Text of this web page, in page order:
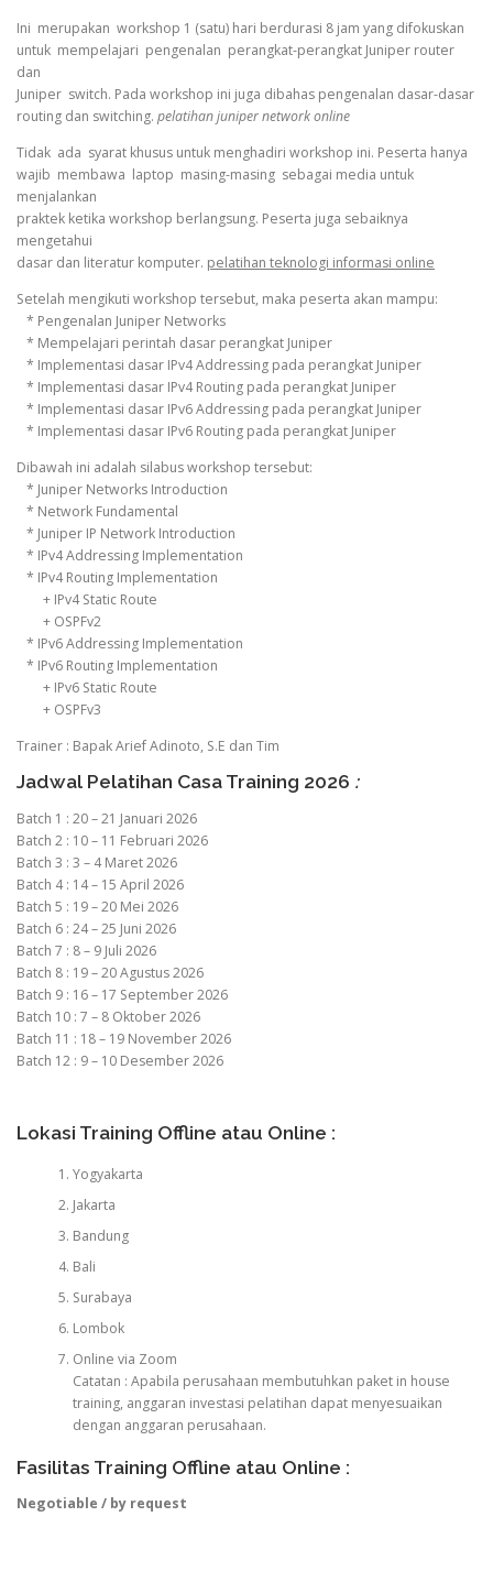
Ini merupakan workshop 1 (satu) hari berdurasi 8 jam yang difokuskan
untuk mempelajari pengenalan perangkat-perangkat Juniper router
dan
Juniper switch. Pada workshop ini juga dibahas pengenalan dasar-dasar
routing dan switching. pelatihan juniper network online
Tidak ada syarat khusus untuk menghadiri workshop ini. Peserta hanya
wajib membawa laptop masing-masing sebagai media untuk
menjalankan
praktek ketika workshop berlangsung. Peserta juga sebaiknya
mengetahui
dasar dan literatur komputer. pelatihan teknologi informasi online
Setelah mengikuti workshop tersebut, maka peserta akan mampu:
* Pengenalan Juniper Networks
* Mempelajari perintah dasar perangkat Juniper
* Implementasi dasar IPv4 Addressing pada perangkat Juniper
* Implementasi dasar IPv4 Routing pada perangkat Juniper
* Implementasi dasar IPv6 Addressing pada perangkat Juniper
* Implementasi dasar IPv6 Routing pada perangkat Juniper
Dibawah ini adalah silabus workshop tersebut:
* Juniper Networks Introduction
* Network Fundamental
* Juniper IP Network Introduction
* IPv4 Addressing Implementation
* IPv4 Routing Implementation
+ IPv4 Static Route
+ OSPFv2
* IPv6 Addressing Implementation
* IPv6 Routing Implementation
+ IPv6 Static Route
+ OSPFv3
Trainer : Bapak Arief Adinoto, S.E dan Tim
Jadwal Pelatihan Casa Training 2026 :
Batch 1 : 20 – 21 Januari 2026
Batch 2 : 10 – 11 Februari 2026
Batch 3 : 3 – 4 Maret 2026
Batch 4 : 14 – 15 April 2026
Batch 5 : 19 – 20 Mei 2026
Batch 6 : 24 – 25 Juni 2026
Batch 7 : 8 – 9 Juli 2026
Batch 8 : 19 – 20 Agustus 2026
Batch 9 : 16 – 17 September 2026
Batch 10 : 7 – 8 Oktober 2026
Batch 11 : 18 – 19 November 2026
Batch 12 : 9 – 10 Desember 2026
Lokasi Training Offline atau Online :
Yogyakarta
Jakarta
Bandung
Bali
Surabaya
Lombok
Online via Zoom
Catatan : Apabila perusahaan membutuhkan paket in house
training, anggaran investasi pelatihan dapat menyesuaikan
dengan anggaran perusahaan.
Fasilitas Training Offline atau Online :
Negotiable / by request